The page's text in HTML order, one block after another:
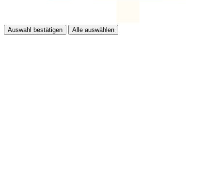
Auswahl bestätigen Alle auswählen